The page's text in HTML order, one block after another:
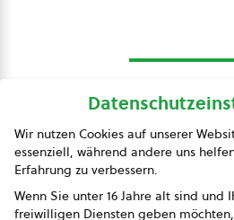
Presse
Wir nutzen Cookies auf unserer
essenziell, während andere uns
Erfahrung zu verbessern.
Wenn Sie unter 16 Jahre alt sind und
freiwilligen Diensten geben